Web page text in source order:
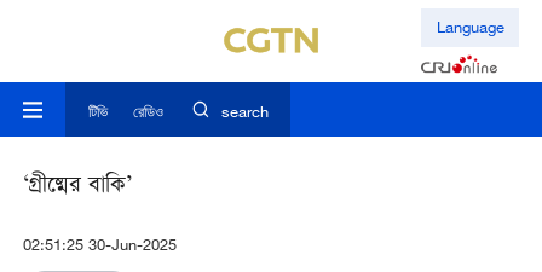
Language
টিভি রেডিও search
‘গ্রীষ্মের বাকি’
02:51:25 30-Jun-2025